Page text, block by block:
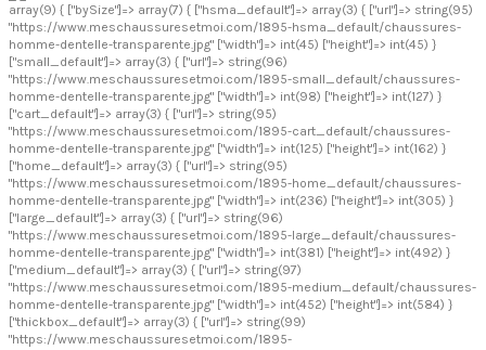
array(9) { ["bySize"]=> array(7) { ["hsma_default"]=> array(3) { ["url"]=> string(95)
"https://www.meschaussuresetmoi.com/1895-hsma_default/chaussures-
homme-dentelle-transparente.jpg" ["width"]=> int(45) ["height"]=> int(45) }
["small_default"]=> array(3) { ["url"]=> string(96)
"https://www.meschaussuresetmoi.com/1895-small_default/chaussures-
homme-dentelle-transparente.jpg" ["width"]=> int(98) ["height"]=> int(127) }
["cart_default"]=> array(3) { ["url"]=> string(95)
"https://www.meschaussuresetmoi.com/1895-cart_default/chaussures-
homme-dentelle-transparente.jpg" ["width"]=> int(125) ["height"]=> int(162) }
["home_default"]=> array(3) { ["url"]=> string(95)
"https://www.meschaussuresetmoi.com/1895-home_default/chaussures-
homme-dentelle-transparente.jpg" ["width"]=> int(236) ["height"]=> int(305) }
["large_default"]=> array(3) { ["url"]=> string(96)
"https://www.meschaussuresetmoi.com/1895-large_default/chaussures-
homme-dentelle-transparente.jpg" ["width"]=> int(381) ["height"]=> int(492) }
["medium_default"]=> array(3) { ["url"]=> string(97)
"https://www.meschaussuresetmoi.com/1895-medium_default/chaussures-
homme-dentelle-transparente.jpg" ["width"]=> int(452) ["height"]=> int(584) }
["thickbox_default"]=> array(3) { ["url"]=> string(99)
"https://www.meschaussuresetmoi.com/1895-